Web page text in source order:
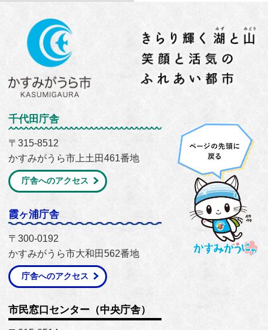
千代田庁舎
〒315-8512
かすみがうら市上土田461番地
庁舎へのアクセス
霞ヶ浦庁舎
〒300-0192
かすみがうら市大和田562番地
庁舎へのアクセス
市民窓口センター（中央庁舎）